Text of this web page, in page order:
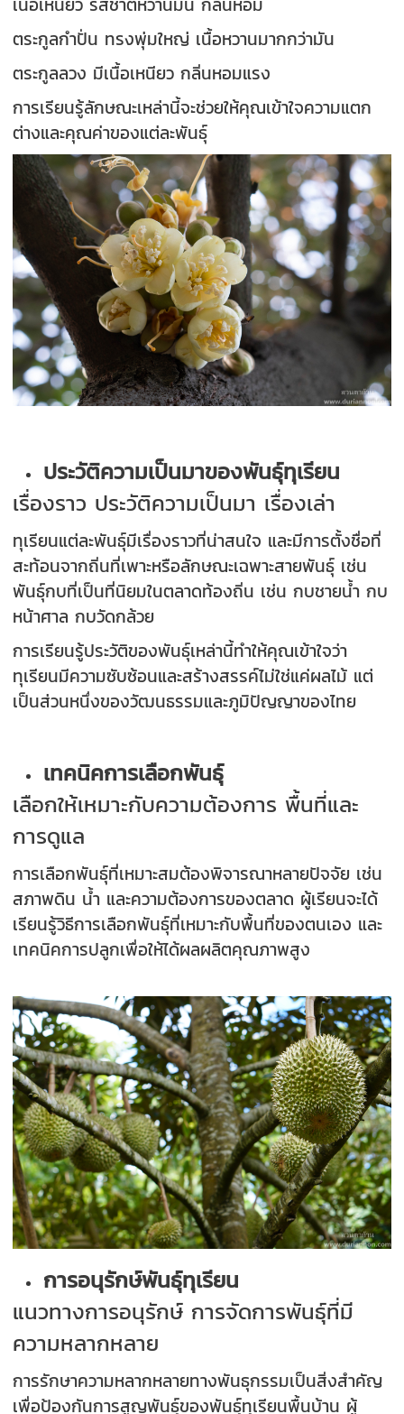
ตระกูลกำปั่น ทรงพุ่มใหญ่ เนื้อหวานมากกว่ามัน
ตระกูลลวง มีเนื้อเหนียว กลิ่นหอมแรง
การเรียนรู้ลักษณะเหล่านี้จะช่วยให้คุณเข้าใจความแตก
ต่างและคุณค่าของแต่ละพันธุ์
ประวัติความเป็นมาของพันธุ์ทุเรียน
เรื่องราว ประวัติความเป็นมา เรื่องเล่า
ทุเรียนแต่ละพันธุ์มีเรื่องราวที่น่าสนใจ และมีการตั้งชื่อที่
สะท้อนจากถิ่นที่เพาะหรือลักษณะเฉพาะสายพันธุ์ เช่น
พันธุ์กบที่เป็นที่นิยมในตลาดท้องถิ่น เช่น กบชายน้ำ กบ
หน้าศาล กบวัดกล้วย
การเรียนรู้ประวัติของพันธุ์เหล่านี้ทำให้คุณเข้าใจว่า
ทุเรียนมีความซับซ้อนและสร้างสรรค์ไม่ใช่แค่ผลไม้ แต่
เป็นส่วนหนึ่งของวัฒนธรรมและภูมิปัญญาของไทย
เทคนิคการเลือกพันธุ์
เลือกให้เหมาะกับความต้องการ พื้นที่และ
การดูแล
การเลือกพันธุ์ที่เหมาะสมต้องพิจารณาหลายปัจจัย เช่น
สภาพดิน น้ำ และความต้องการของตลาด ผู้เรียนจะได้
เรียนรู้วิธีการเลือกพันธุ์ที่เหมาะกับพื้นที่ของตนเอง และ
เทคนิคการปลูกเพื่อให้ได้ผลผลิตคุณภาพสูง
การอนุรักษ์พันธุ์ทุเรียน
แนวทางการอนุรักษ์ การจัดการพันธุ์ที่มี
ความหลากหลาย
การรักษาความหลากหลายทางพันธุกรรมเป็นสิ่งสำคัญ
เพื่อป้องกันการสูญพันธุ์ของพันธุ์ทุเรียนพื้นบ้าน ผู้